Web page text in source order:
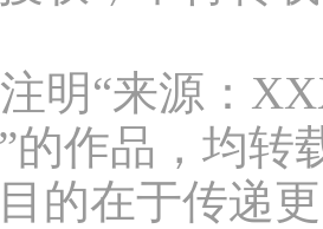
明“来源：
的作品，均转
的在于传递